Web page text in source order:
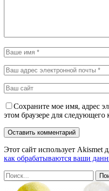
Сохраните мое имя, адрес
этом браузере для следующего
Этот сайт использует Akismet
как обрабатываются ваши